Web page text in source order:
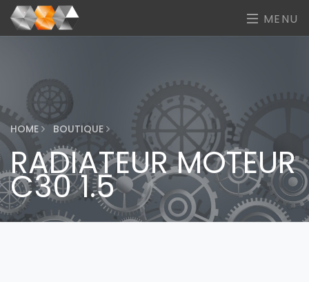
MENU
HOME BOUTIQUE
RADIATEUR MOTEUR
C30 1.5